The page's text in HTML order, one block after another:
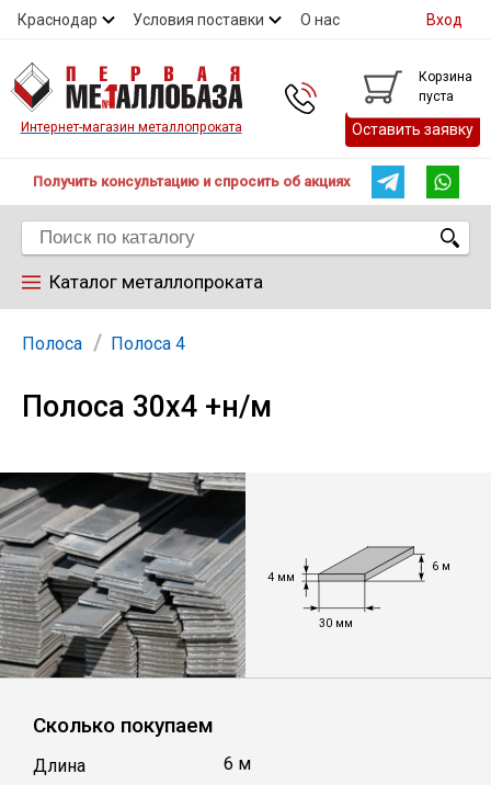
Краснодар Условия поставки О нас
Контакты
Контакты
Вход
Интернет-магазин металлопроката
Корзина
пуста
Оставить заявку
Получить консультацию и спросить об акциях
Каталог металлопроката
Арматура
Труба
Лист
Уголок
Балка
Швеллер
Квадрат
Полоса Полоса 4
Полоса 30х4 +н/м
4 мм
6 м
30 мм
Сколько покупаем
Длина 6 м